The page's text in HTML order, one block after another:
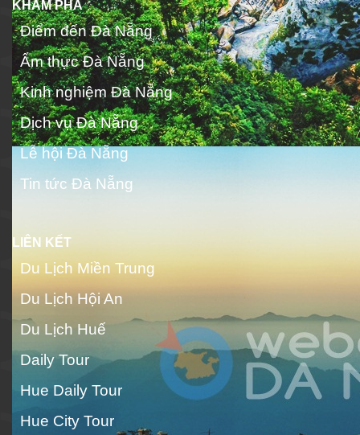
KHÁM PHÁ
Điểm đến Đà Nẵng
Ẩm thực Đà Nẵng
Kinh nghiệm Đà Nẵng
Dịch vụ Đà Nẵng
Lễ hội Đà Nẵng
Tin tức Đà Nẵng
LIÊN KẾT
Du Lịch Miền Trung
Du Lịch Hội An
Du Lịch Huế
Daily Tour
Hue Daily Tour
Hue City Tour